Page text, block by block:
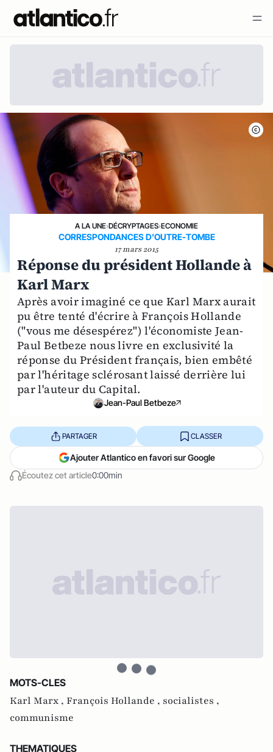
A LA UNE›DÉCRYPTAGES›ECONOMIE
CORRESPONDANCES D'OUTRE-TOMBE
17 mars 2015
Réponse du président Hollande à
Karl Marx
Après avoir imaginé ce que Karl Marx aurait
pu être tenté d'écrire à François Hollande
("vous me désespérez") l'économiste Jean-
Paul Betbeze nous livre en exclusivité la
réponse du Président français, bien embêté
par l'héritage sclérosant laissé derrière lui
par l'auteur du Capital.
Jean-Paul Betbeze
Écoutez cet article0:00min
PARTAGER CLASSER
Ajouter Atlantico en favori sur Google
MOTS-CLES
Karl Marx , François Hollande , socialistes ,
communisme
THEMATIQUES